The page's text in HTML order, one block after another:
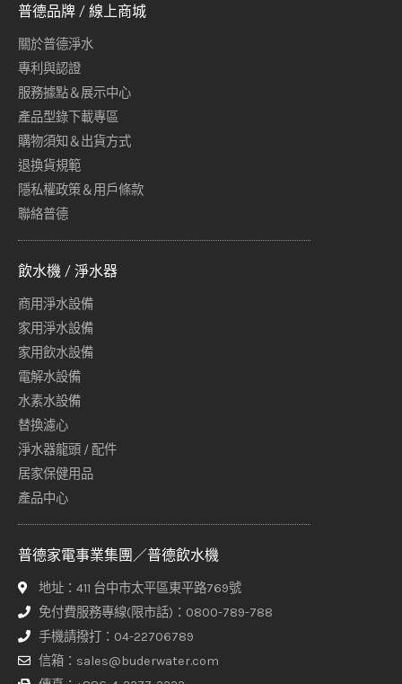
普德品牌 / 線上商城
關於普德淨水
專利與認證
服務據點＆展示中心
產品型錄下載專區
購物須知＆出貨方式
退換貨規範
隱私權政策＆用戶條款
聯絡普德
飲水機 / 淨水器
商用淨水設備
家用淨水設備
家用飲水設備
電解水設備
水素水設備
替換濾心
淨水器龍頭 / 配件
居家保健用品
產品中心
普德家電事業集團／普德飲水機
地址：411 台中市太平區東平路769號
免付費服務專線(限市話)：0800-789-788
手機請撥打：04-22706789
信箱：sales@buderwater.com